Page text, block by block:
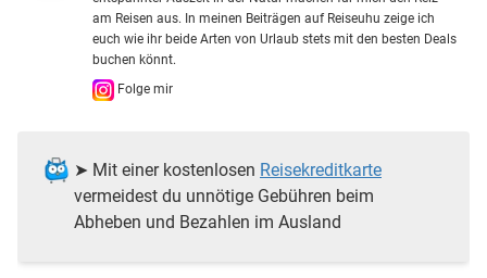
am Reisen aus. In meinen Beiträgen auf Reiseuhu zeige ich
euch wie ihr beide Arten von Urlaub stets mit den besten Deals
buchen könnt.
Folge mir
➤ Mit einer kostenlosen Reisekreditkarte
vermeidest du unnötige Gebühren beim
Abheben und Bezahlen im Ausland